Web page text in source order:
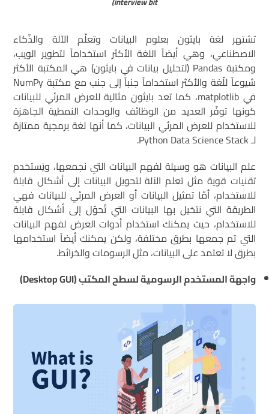
تشتهر لغة بايثون بعلوم البيانات وتعلّم الآلة والذّكاء
الاصطناعي، وهي أيضاً اللغة الأكثر استخداماً لتطوير الويب،
ومكتبة Pandas (لتحليل بيانات في بايثون) هي المكتبة الأكثر
شيوعاً للّغة والأكثر استخداماً جنباً إلى جنب مع مكتبة NumPy
في matplotlib، كما تعد بايثون مثالية للعرض المرئي للبيانات
كونها توفّر العديد من الوظائف والوحدات النمطية الجاهزة
للاستخدام للعرض المرئي البيانات، كما أنها لغة برمجية ممتازة
لـ Python Data Science Stack.
علم البيانات هو وسيلة لفهم البيانات التي نجمعها، ويَستخدم
تقنيات قوية مثل تعلم الآلة لتحويل البيانات إلى أشكال قابلة
للاستخدام، أمّا تمثيل البيانات أو العرض المرئي للبيانات فهي
الطريقة التي نتخيل بها البيانات التي تُحوّل إلى أشكال قابلة
للاستخدام، حيث يمكنك استخدام أدوات العرض لفهم البيانات
التي تم جمعها بطرق مختلفة، ولكن يمكنك أيضاً استخدامها
بطرق لا تعتمد على البيانات، مثل الرسومات والخرائط.
واجهة المستخدم الرسومية لسطح المكتب (Desktop GUI
)